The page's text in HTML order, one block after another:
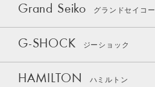
Grand Seiko グランドセイコー
G-SHOCK ジーショック
HAMILTON ハミルトン